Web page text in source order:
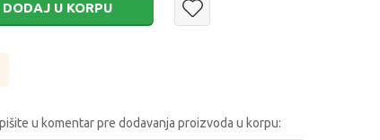
DODAJ U KORPU
u komentar pre dodavanja proizvoda u korpu: